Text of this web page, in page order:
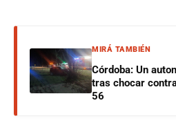
MIRÁ TAMBIÉN
Córdoba: Un
tras chocar
56